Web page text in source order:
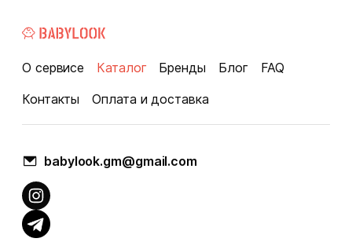
О сервисе Каталог Бренды Блог
FAQ
Контакты
Оплата и доставка
babylook.gm@gmail.com